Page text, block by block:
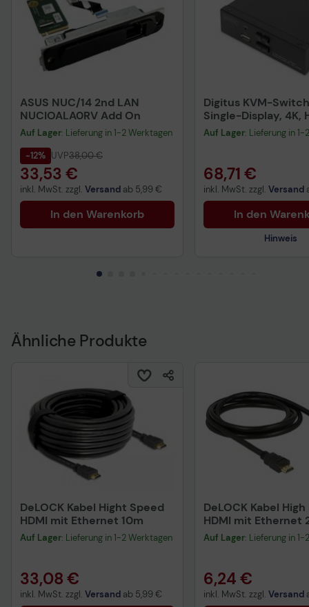
ASUS NUC/14 2nd LAN
NUCIOALA0RV Add On
Auf Lager: Lieferung in 1-2 Werktagen
-12% UVP38,00 €
33,53 €
inkl. MwSt. zzgl. Versand ab 5,99 €
In den Warenkorb
Digitus KVM-
Single-Display, 4K,
Auf Lager: Lieferung in
68,71 €
inkl. MwSt. zzgl. Versand
In den
Hinweis
Ähnliche Produkte
DeLOCK Kabel Hight Speed
HDMI mit Ethernet 10m
Auf Lager: Lieferung in 1-2 Werktagen
33,08 €
inkl. MwSt. zzgl. Versand ab 5,99 €
DeLOCK Kabel
HDMI mit Ethernet
Auf Lager: Lieferung in
6,24 €
inkl. MwSt. zzgl. Versand